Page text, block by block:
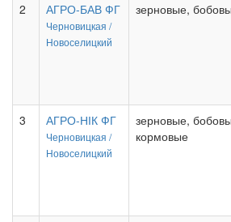
2
АГРО-БАВ ФГ
Черновицкая /
Новоселицкий
зерновые,
3
АГРО-НІК ФГ
Черновицкая /
Новоселицкий
зерновые,
кормовые